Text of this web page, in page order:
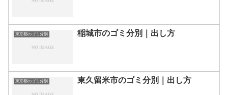
東京都のゴミ分別 稲城市のゴミ分別｜出し方
東京都のゴミ分別 東久留米市のゴミ分別｜出し方